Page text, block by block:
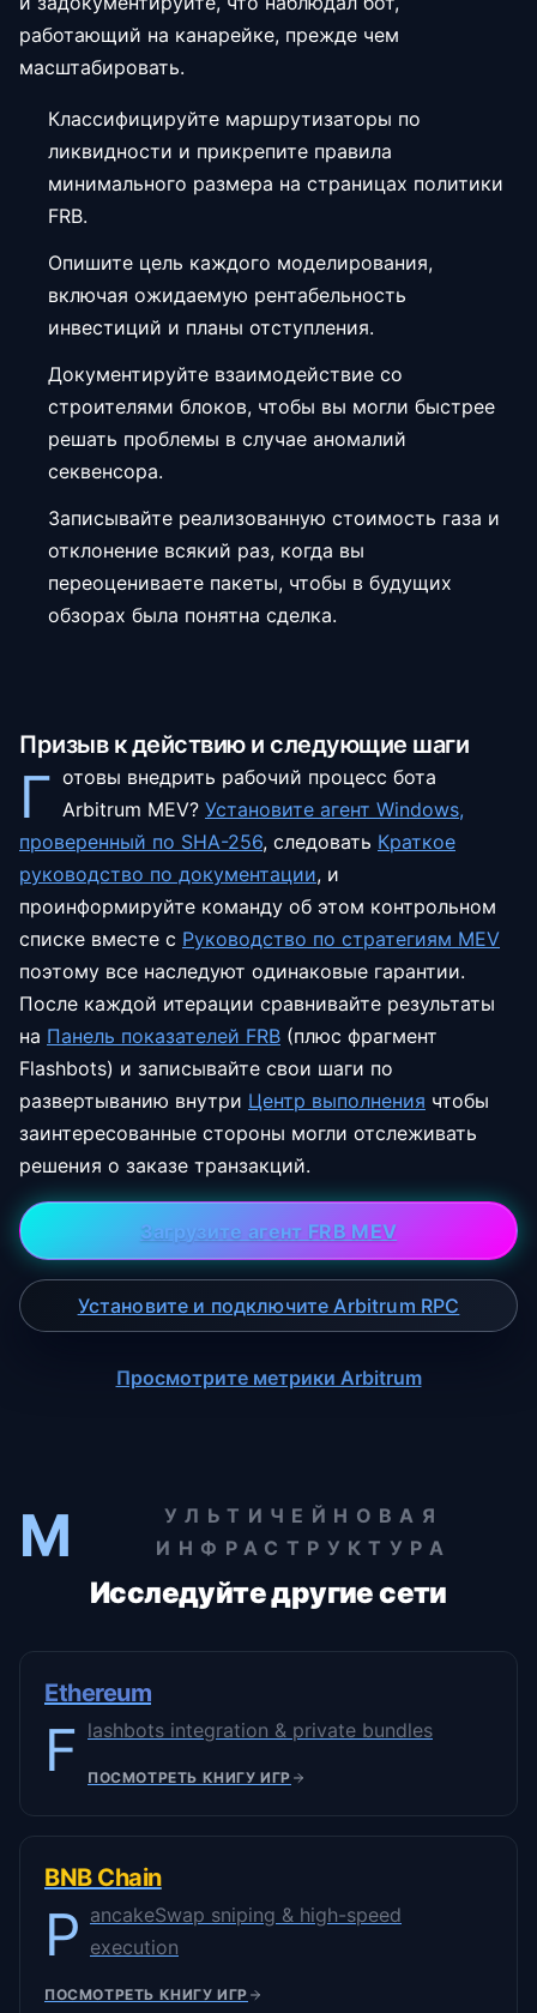
работающий на канарейке, прежде чем
масштабировать.
Классифицируйте маршрутизаторы по
ликвидности и прикрепите правила
минимального размера на страницах политики
FRB.
Опишите цель каждого моделирования,
включая ожидаемую рентабельность
инвестиций и планы отступления.
Документируйте взаимодействие со
строителями блоков, чтобы вы могли быстрее
решать проблемы в случае аномалий
секвенсора.
Записывайте реализованную стоимость газа и
отклонение всякий раз, когда вы
переоцениваете пакеты, чтобы в будущих
обзорах была понятна сделка.
Призыв к действию и следующие шаги
Г отовы внедрить рабочий процесс бота
Arbitrum MEV? Установите агент Windows,
проверенный по SHA-256, следовать Краткое
руководство по документации, и
проинформируйте команду об этом контрольном
списке вместе с Руководство по стратегиям MEV
поэтому все наследуют одинаковые гарантии.
После каждой итерации сравнивайте результаты
на Панель показателей FRB (плюс фрагмент
Flashbots) и записывайте свои шаги по
развертыванию внутри Центр выполнения чтобы
заинтересованные стороны могли отслеживать
решения о заказе транзакций.
Загрузите агент FRB MEV
Установите и подключите Arbitrum RPC
Просмотрите метрики Arbitrum
М
УЛЬТИЧЕЙНОВАЯ
ИНФРАСТРУКТУРА
Исследуйте другие сети
Ethereum
F lashbots integration & private bundles
ПОСМОТРЕТЬ КНИГУ ИГР
BNB Chain
P ancakeSwap sniping & high-speed
execution
ПОСМОТРЕТЬ КНИГУ ИГР